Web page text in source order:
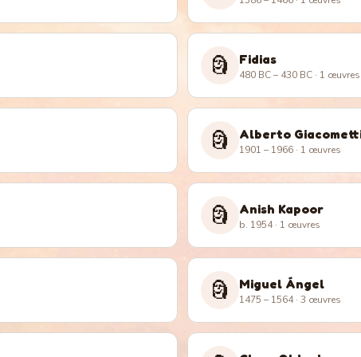
🗿 Fidias
480 BC – 430 BC · 1 œuvres
🗿 Alberto
1901 – 1966 · 1 œuvres
🗿 Anish Kapoor
b. 1954· 1 œuvres
🗿 Miguel Ángel
1475 – 1564· 3 œuvres